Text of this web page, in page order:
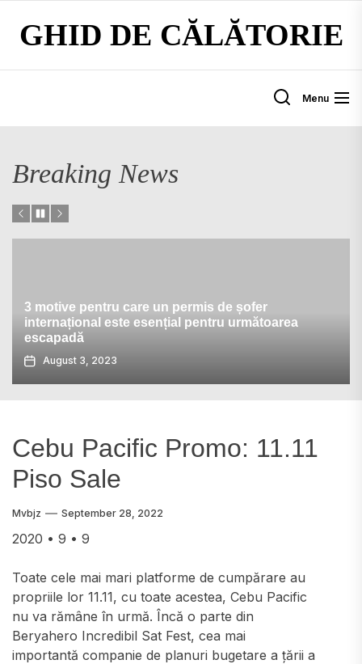
content
GHID DE CĂLĂTORIE
Menu
Breaking News
Vacanța în familie în Louisville, Kentucky
August 24, 2023
Cebu Pacific Promo: 11.11
Piso Sale
Mvbjz September 28, 2022
2020 • 9 • 9
Toate cele mai mari platforme de cumpărare au
propriile lor 11.11, cu toate acestea, Cebu Pacific
nu va rămâne în urmă. Încă o parte din
Beryahero Incredibil Sat Fest, cea mai
importantă companie de planuri bugetare a țării a